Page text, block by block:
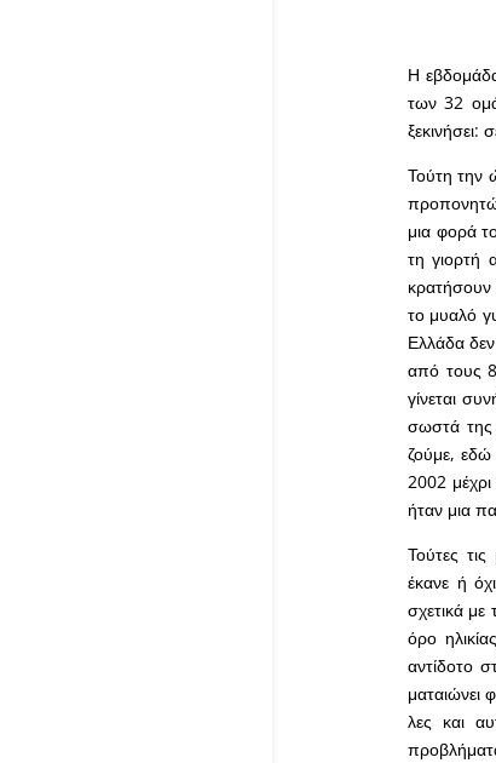
Η
των 32
ξεκινήσει:
Τούτη την
μια φορά
τη γιορτή
κρατήσουν
το μυαλό
Ελλάδα
από τους 8
γίνεται
σωστά της
ζούμε, εδώ
2002
ήταν μια
Τούτες
έκανε ή
σχετικά
όρο
αντίδοτο
ματαιώνει
λες και